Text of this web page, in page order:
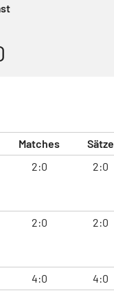
Matches Sätze
2:0 2:0
2:0 2:0
4:0 4:0